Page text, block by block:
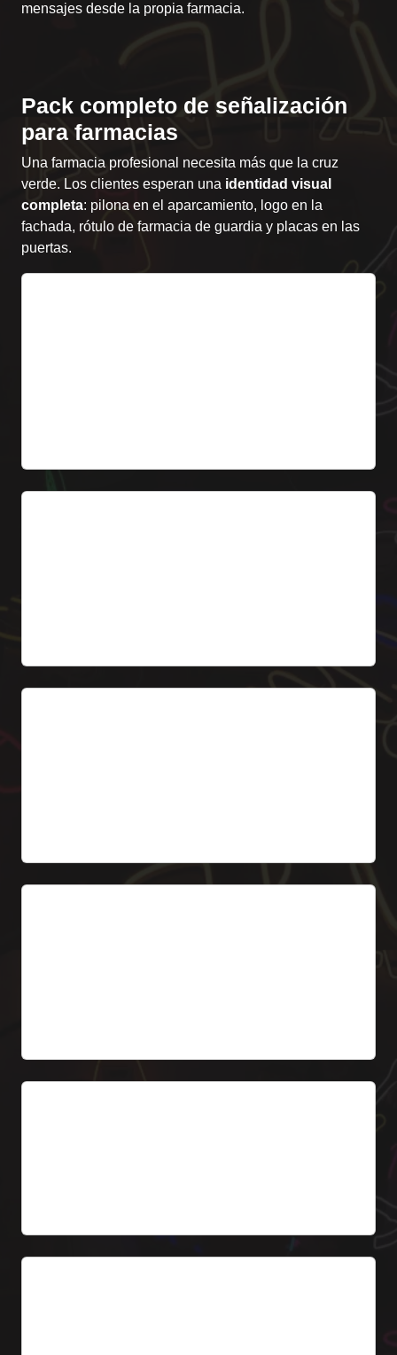
mensajes desde la propia farmacia.
Pack completo de señalización
para farmacias
Una farmacia profesional necesita más que la cruz
verde. Los clientes esperan una identidad visual
completa: pilona en el aparcamiento, logo en la
fachada, rótulo de farmacia de guardia y placas en las
puertas.